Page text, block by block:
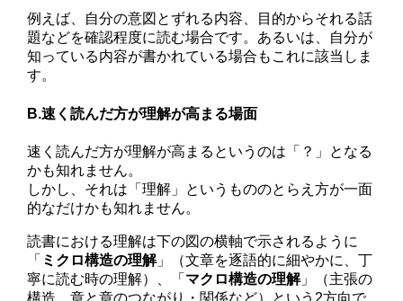
例えば、自分の意図とずれる内容、目的からそれる話
題などを確認程度に読む場合です。あるいは、自分が
知っている内容が書かれている場合もこれに該当しま
す。
B.速く読んだ方が理解が高まる場面
速く読んだ方が理解が高まるというのは「？」となる
かも知れません。
しかし、それは「理解」というもののとらえ方が一面
的なだけかも知れません。
読書における理解は下の図の横軸で示されるように
「 ミクロ構造の理解」（文章を逐語的に細やかに、丁
寧に読む時の理解）、「 マクロ構造の理解」（主張の
構造、章と章のつながり・関係など）という2方向で